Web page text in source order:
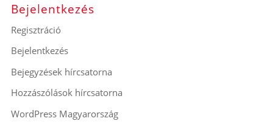
Bejelentkezés
Regisztráció
Bejelentkezés
Bejegyzések hírcsatorna
Hozzászólások hírcsatorna
WordPress Magyarország